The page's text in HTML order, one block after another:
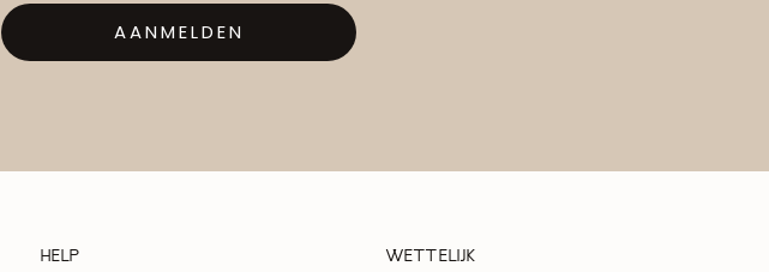
AANMELDEN
HELP WETTELIJK